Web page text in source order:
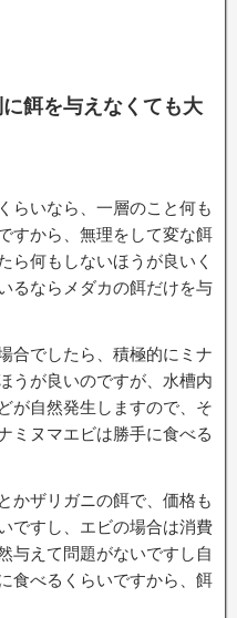
餌を与えなくても大
らいなら、一層のこと何も
すから、無理をして変な餌
ら何もしないほうが良いく
るならメダカの餌だけを与
合でしたら、積極的にミナ
うが良いのですが、水槽内
が自然発生しますので、そ
ミヌマエビは勝手に食べる
かザリガニの餌で、価格も
ですし、エビの場合は消費
与えて問題がないですし自
食べるくらいですから、餌